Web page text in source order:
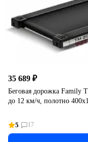
35 689 ₽
Беговая дорожка Family
до 12 км/ч, полотно
5 17